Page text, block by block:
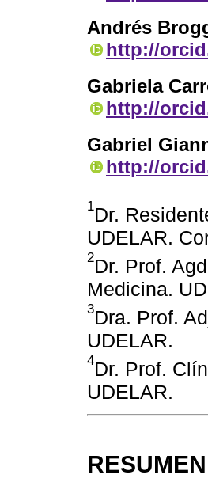
Andrés
http://
Gabriela
http://
Gabriel
http://
1Dr.
UDELAR.
2Dr. Prof.
Medicina.
3Dra. Prof.
UDELAR.
4Dr. Prof.
UDELAR.